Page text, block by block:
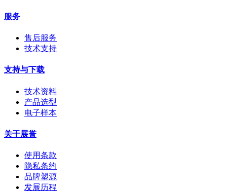
服务
售后服务
技术支持
支持与下载
技术资料
产品选型
电子样本
关于展誉
使用条款
隐私条约
品牌塑源
发展历程